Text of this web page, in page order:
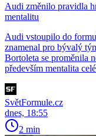
Audi změnilo pravidla
mentalitu
Audi vstoupilo do
znamenal pro bývalý
Bortoleta se proměnila
především mentalita
SvětFormule.cz
dnes, 18:55
2 min